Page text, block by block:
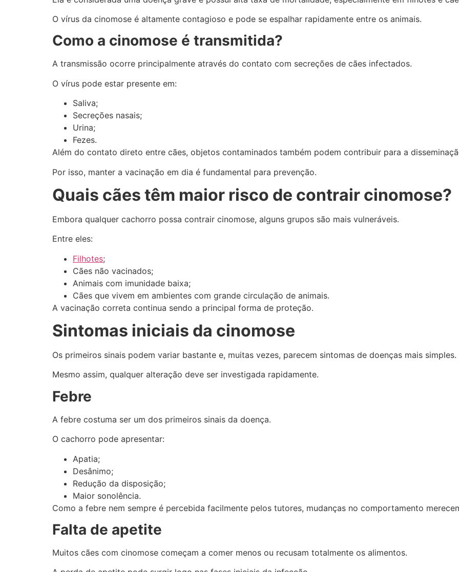
O vírus da cinomose é altamente contagioso e pode se espalhar rapidamente entre os animais.
Como a cinomose é transmitida?
A transmissão ocorre principalmente através do contato com secreções de cães infectados.
O vírus pode estar presente em:
Saliva;
Secreções nasais;
Urina;
Fezes.
Além do contato direto entre cães, objetos contaminados também podem contribuir para a
Por isso, manter a vacinação em dia é fundamental para prevenção.
Quais cães têm maior risco de contrair cinomose?
Embora qualquer cachorro possa contrair cinomose, alguns grupos são mais vulneráveis.
Entre eles:
Filhotes;
Cães não vacinados;
Animais com imunidade baixa;
Cães que vivem em ambientes com grande circulação de animais.
A vacinação correta continua sendo a principal forma de proteção.
Sintomas iniciais da cinomose
Os primeiros sinais podem variar bastante e, muitas vezes, parecem sintomas de doenças mais simples.
Mesmo assim, qualquer alteração deve ser investigada rapidamente.
Febre
A febre costuma ser um dos primeiros sinais da doença.
O cachorro pode apresentar:
Apatia;
Desânimo;
Redução da disposição;
Maior sonolência.
Como a febre nem sempre é percebida facilmente pelos tutores, mudanças no comportamento
Falta de apetite
Muitos cães com cinomose começam a comer menos ou recusam totalmente os alimentos.